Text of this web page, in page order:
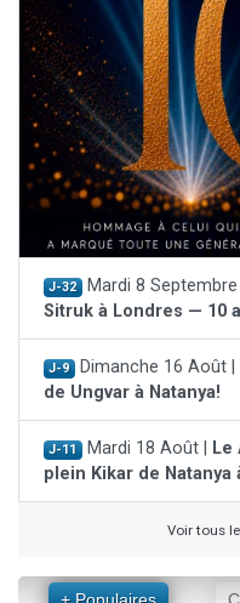
J-32 Mardi 8 Septembre |
Sitruk à Londres — 10
J-9 Dimanche 16 Août |
de Ungvar à Natanya!
J-11 Mardi 18 Août |
Le
plein Kikar de Natanya
Voir tous